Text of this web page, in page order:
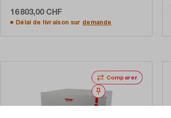
16 803,00 CHF
Délai de livraison sur demande
Comparer
Noter